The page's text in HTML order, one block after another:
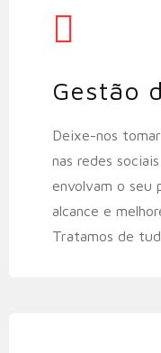
Gestão
Deixe-nos
nas redes
envolvam o seu
alcance e
Tratamos de